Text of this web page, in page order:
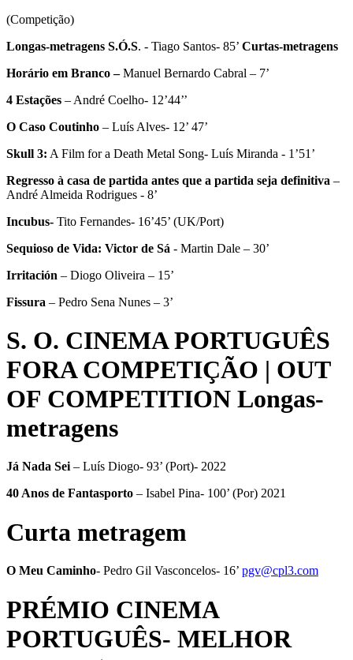
(Competição)
Longas-metragens S.Ó.S. - Tiago Santos- 85’ Curtas-metragens
Horário em Branco –Manuel Bernardo Cabral – 7’
4 Estações – André Coelho- 12’44’’
O Caso Coutinho – Luís Alves- 12’ 47’
Skull 3: A Film for a Death Metal Song- Luís Miranda - 1’51’
Regresso à casa de partida antes que a partida seja definitiva –
André Almeida Rodrigues - 8’
Incubus- Tito Fernandes- 16’45’ (UK/Port)
Sequioso de Vida: Victor de Sá - Martin Dale – 30’
Irritación – Diogo Oliveira – 15’
Fissura – Pedro Sena Nunes – 3’
S. O. CINEMA PORTUGUÊS
FORA COMPETIÇÃO | OUT
OF COMPETITION Longas-
metragens
Já Nada Sei– Luís Diogo- 93’ (Port)- 2022
40 Anos de Fantasporto – Isabel Pina- 100’ (Por) 2021
Curta metragem
O Meu Caminho- Pedro Gil Vasconcelos- 16’ pgv@cpl3.com
PRÉMIO CINEMA
PORTUGUÊS- MELHOR